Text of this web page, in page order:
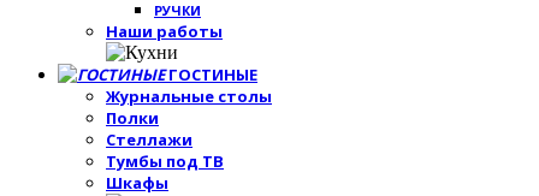
РУЧКИ
Наши работы
ГОСТИНЫЕ
Журнальные столы
Полки
Стеллажи
Тумбы под ТВ
Шкафы